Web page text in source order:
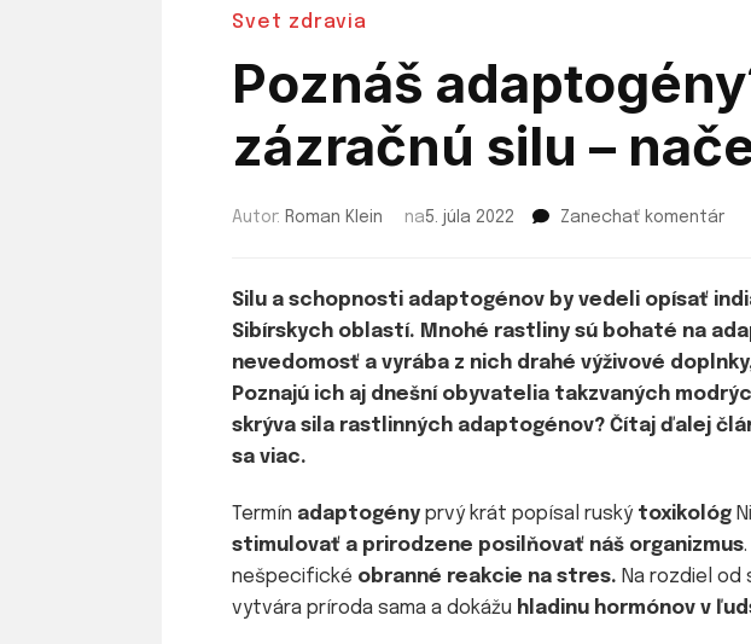
Svet zdravia
Poznáš
zázračnú silu –
Autor: Roman Klein na5. júla 2022 Zanechať komentár
silu
–
Silu a schopnosti adaptogénov by vedeli opísať
Sibírskych oblastí. Mnohé rastliny sú bohaté na
nevedomosť a vyrába z nich drahé výživové
Poznajú ich aj dnešní obyvatelia takzvaných
skrýva sila rastlinných adaptogénov? Čítaj ďalej
sa viac.
Termín adaptogény prvý krát popísal ruský toxikológ
stimulovať a prirodzene posilňovať náš organizmus
nešpecifické obranné reakcie na stres. Na rozdiel
vytvára príroda sama a dokážu hladinu hormónov v